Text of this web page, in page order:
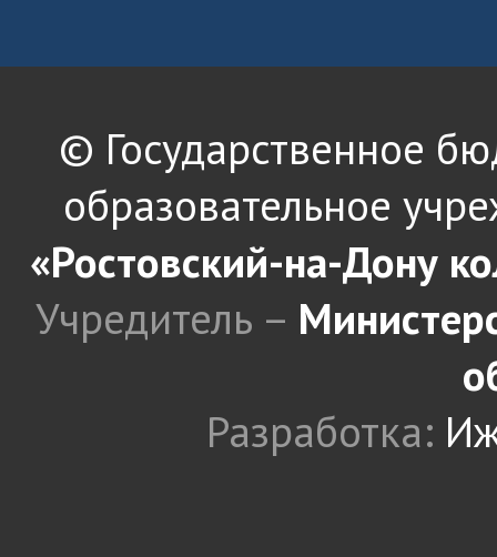
© Государственное
образовательное
«Ростовский-на-Дону
Учредитель –
Разработка: